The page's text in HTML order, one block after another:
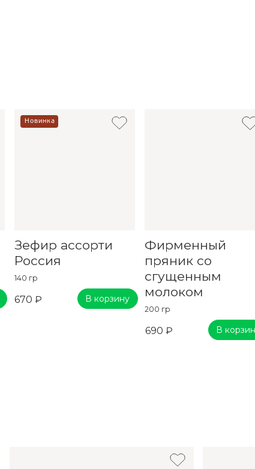
Новинка
Зефир ассорти
Россия
140 гр
670 ₽ В корзину
Фирменный
пряник со
сгущенным
молоком
200 гр
690 ₽ В